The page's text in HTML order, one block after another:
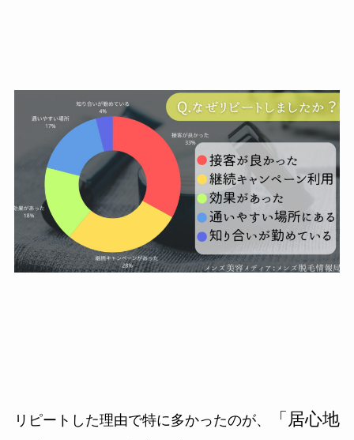
リピートした理由で特に多かったのが、
「居心地